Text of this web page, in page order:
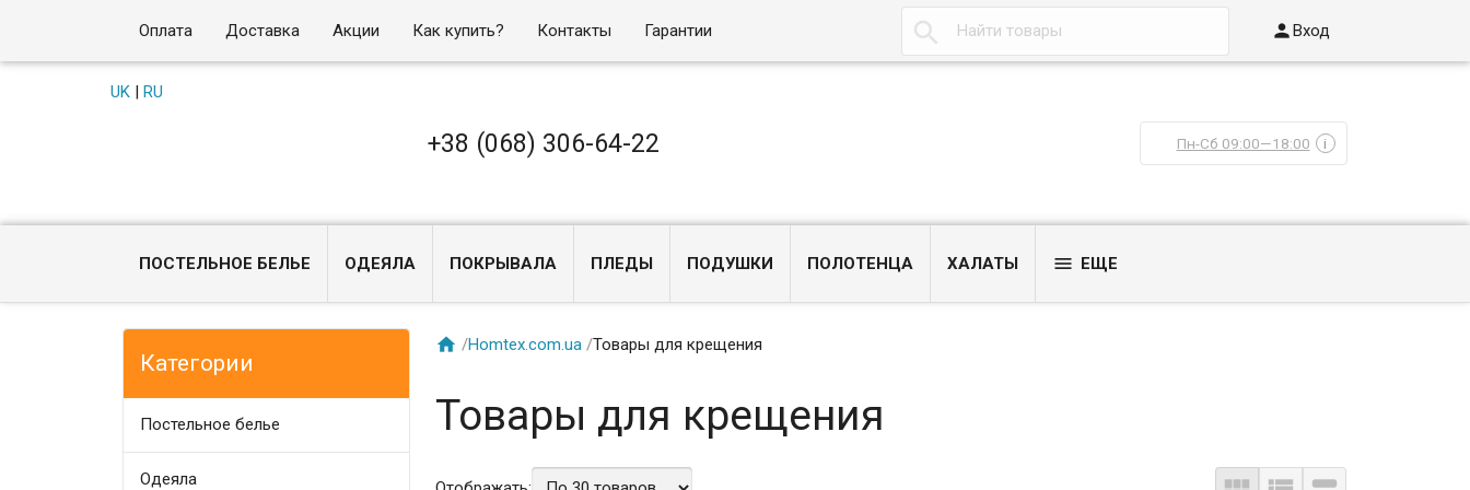
Оплата Доставка Акции Как купить? Контакты Гарантии  Вход
UK| RU
+38 (068) 306-64-22 Пн-Сб 09:00—18:00 i
ПОСТЕЛЬНОЕ БЕЛЬЕ ОДЕЯЛА ПОКРЫВАЛА ПЛЕДЫ ПОДУШКИ ПОЛОТЕНЦА ХАЛАТЫ  ЕЩЕ
Категории
Постельное белье
Одеяла
 /Homtex.com.ua /Товары для крещения
Товары для крещения